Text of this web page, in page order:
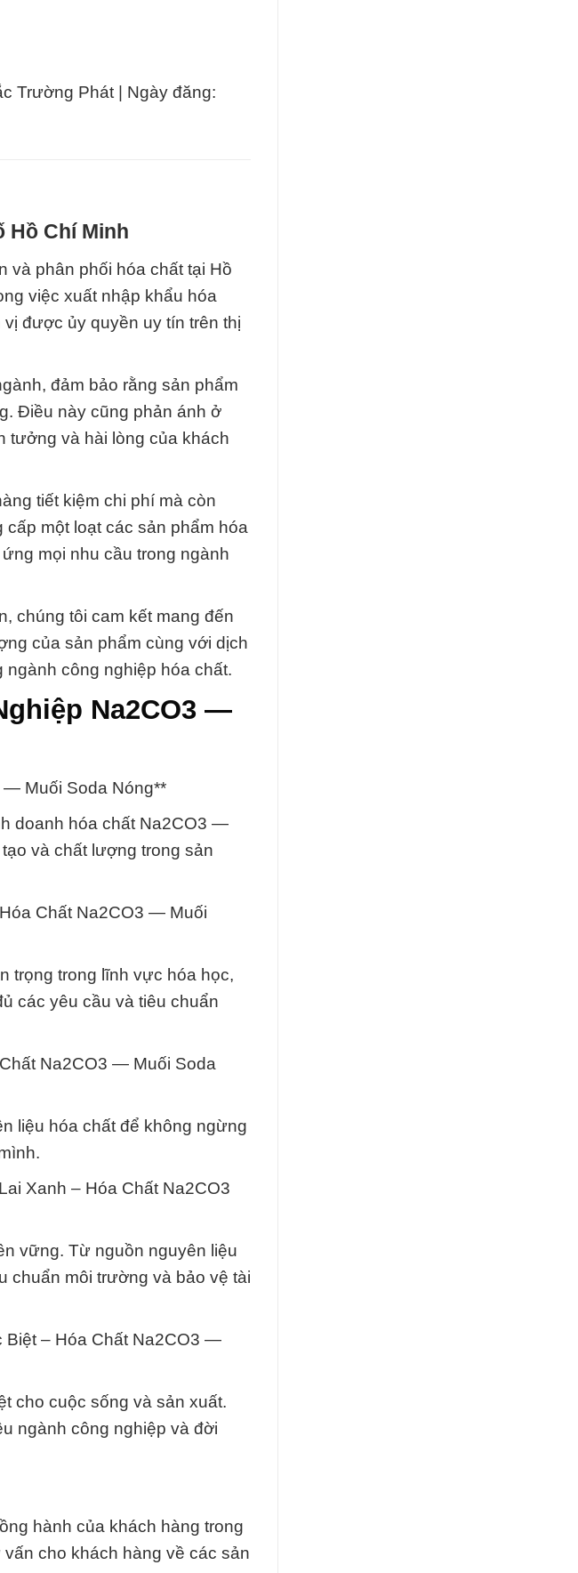
Trường Phát | Ngày đăng:
Hồ Chí Minh
và phân phối hóa chất tại Hồ
việc xuất nhập khẩu hóa
được ủy quyền uy tín trên thị
đảm bảo rằng sản phẩm
Điều này cũng phản ánh ở
tưởng và hài lòng của khách
tiết kiệm chi phí mà còn
một loạt các sản phẩm hóa
mọi nhu cầu trong ngành
chúng tôi cam kết mang đến
của sản phẩm cùng với dịch
ngành công nghiệp hóa chất.
Na2CO3 —
— Muối Soda Nóng**
doanh hóa chất Na2CO3 —
và chất lượng trong sản
Chất Na2CO3 — Muối
trọng trong lĩnh vực hóa học,
các yêu cầu và tiêu chuẩn
Na2CO3 — Muối Soda
liệu hóa chất để không ngừng
Xanh – Hóa Chất Na2CO3
vững. Từ nguồn nguyên liệu
chuẩn môi trường và bảo vệ tài
Biệt – Hóa Chất Na2CO3 —
cho cuộc sống và sản xuất.
ngành công nghiệp và đời
hành của khách hàng trong
cho khách hàng về các sản